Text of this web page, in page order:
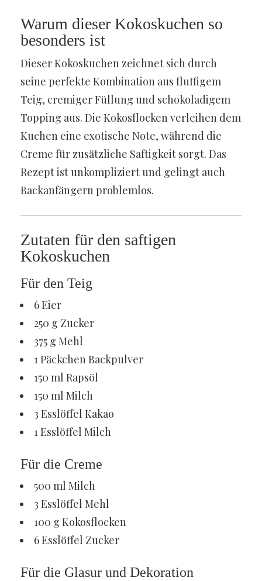
Warum dieser Kokoskuchen so
besonders ist
Dieser Kokoskuchen zeichnet sich durch
seine perfekte Kombination aus fluffigem
Teig, cremiger Füllung und schokoladigem
Topping aus. Die Kokosflocken verleihen dem
Kuchen eine exotische Note, während die
Creme für zusätzliche Saftigkeit sorgt. Das
Rezept ist unkompliziert und gelingt auch
Backanfängern problemlos.
Zutaten für den saftigen
Kokoskuchen
Für den Teig
6 Eier
250 g Zucker
375 g Mehl
1 Päckchen Backpulver
150 ml Rapsöl
150 ml Milch
3 Esslöffel Kakao
1 Esslöffel Milch
Für die Creme
500 ml Milch
3 Esslöffel Mehl
100 g Kokosflocken
6 Esslöffel Zucker
Für die Glasur und Dekoration